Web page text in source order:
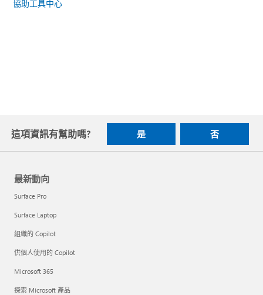
協助工具中心
這項資訊有幫助嗎? 是 否
最新動向
Surface Pro
Surface Laptop
組織的 Copilot
供個人使用的 Copilot
Microsoft 365
探索 Microsoft 產品